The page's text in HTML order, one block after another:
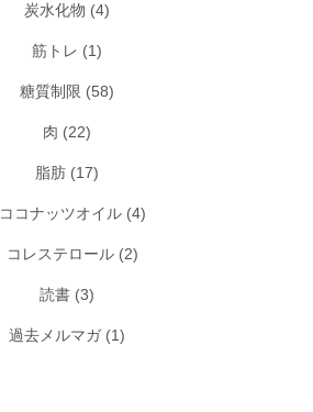
炭水化物 (4)
筋トレ (1)
糖質制限 (58)
肉 (22)
脂肪 (17)
ココナッツオイル (4)
コレステロール (2)
読書 (3)
過去メルマガ(1)